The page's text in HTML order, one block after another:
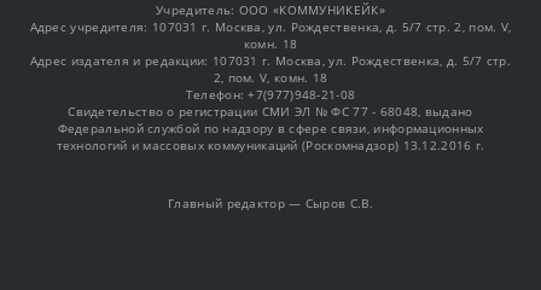
Учредитель: OOO «КОММУНИКЕЙК»
Адрес учредителя: 107031 г. Москва, ул. Рождественка, д. 5/7 стр. 2, пом. V,
комн. 18
Адрес издателя и редакции: 107031 г. Москва, ул. Рождественка, д. 5/7 стр.
2, пом. V, комн. 18
Телефон: +7(977)948-21-08
Свидетельство о регистрации СМИ ЭЛ № ФС 77 - 68048, выдано
Федеральной службой по надзору в сфере связи, информационных
технологий и массовых коммуникаций (Роскомнадзор) 13.12.2016 г.
Главный редактор — Сыров С.В.